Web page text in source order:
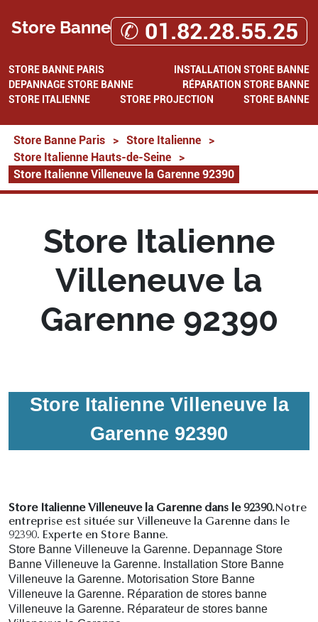
Store Banne ✆ 01.82.28.55.25
STORE BANNE PARIS
INSTALLATION STORE BANNE
DEPANNAGE STORE BANNE
RÉPARATION STORE BANNE
STORE ITALIENNE
STORE PROJECTION STORE BANNE
Store Banne Paris > Store Italienne
>
Store Italienne Hauts-de-Seine
>
Store Italienne Villeneuve la Garenne 92390
Store Italienne
Villeneuve la
Garenne 92390
Store Italienne Villeneuve la
Garenne 92390
Store Italienne Villeneuve la Garenne dans le 92390.Notre
entreprise est située sur Villeneuve la Garenne dans le
92390. Experte en Store Banne.
Store Banne Villeneuve la Garenne. Depannage Store
Banne Villeneuve la Garenne. Installation Store Banne
Villeneuve la Garenne. Motorisation Store Banne
Villeneuve la Garenne. Réparation de stores banne
Villeneuve la Garenne. Réparateur de stores banne